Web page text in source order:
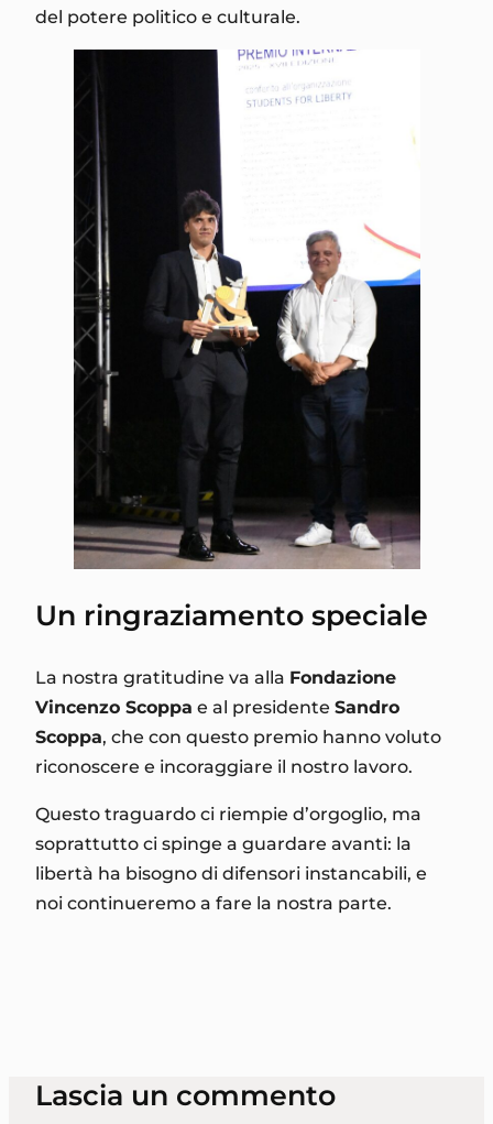
del potere politico e culturale.
Un ringraziamento speciale
La nostra gratitudine va alla Fondazione
Vincenzo Scoppa e al presidente Sandro
Scoppa, che con questo premio hanno voluto
riconoscere e incoraggiare il nostro lavoro.
Questo traguardo ci riempie d’orgoglio, ma
soprattutto ci spinge a guardare avanti: la
libertà ha bisogno di difensori instancabili, e
noi continueremo a fare la nostra parte.
Lascia un commento